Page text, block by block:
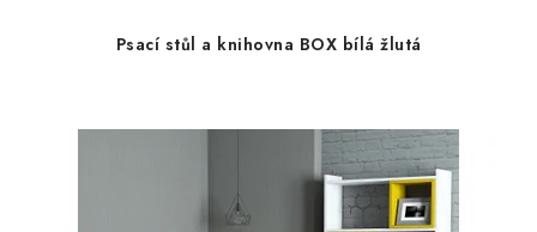
Psací stůl a knihovna BOX bílá žlutá